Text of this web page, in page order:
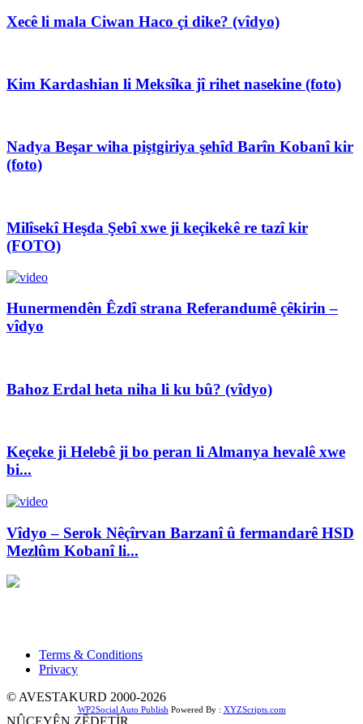
Xecê li mala Ciwan Haco çi dike? (vîdyo)
Kim Kardashian li Meksîka jî rihet nasekine (foto)
Nadya Beşar wiha piştgiriya şehîd Barîn Kobanî kir
(foto)
Milîsekî Heşda Şebî xwe ji keçikekê re tazî kir
(FOTO)
Hunermendên Êzdî strana Referandumê çêkirin –
vîdyo
Bahoz Erdal heta niha li ku bû? (vîdyo)
Keçeke ji Helebê ji bo peran li Almanya hevalê xwe
bi...
Vîdyo – Serok Nêçîrvan Barzanî û fermandarê HSD
Mezlûm Kobanî li...
Terms & Conditions
Privacy
© AVESTAKURD 2000-2026
WP2Social Auto Publish Powered By : XYZScripts.com